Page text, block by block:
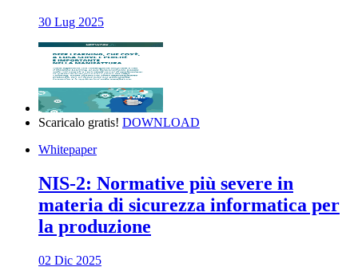
30 Lug 2025
Scaricalo gratis! DOWNLOAD
Whitepaper
NIS-2: Normative più severe in
materia di sicurezza informatica per
la produzione
02 Dic 2025